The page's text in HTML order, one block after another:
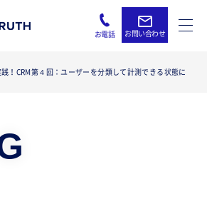
お問い合わせ
お電話
！CRM第４回：ユーザーを分類して計測できる状態に